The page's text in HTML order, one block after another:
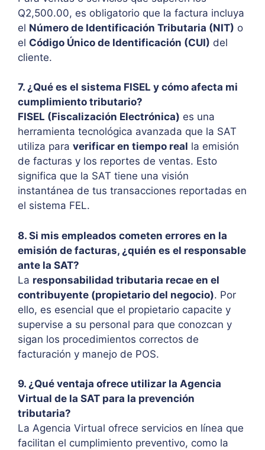
Q2,500.00, es obligatorio que la factura incluya
el Número de Identificación Tributaria (NIT) o
el Código Único de Identificación (CUI) del
cliente.
7. ¿Qué es el sistema FISEL y cómo afecta mi
cumplimiento tributario?
FISEL (Fiscalización Electrónica) es una
herramienta tecnológica avanzada que la SAT
utiliza para verificar en tiempo real la emisión
de facturas y los reportes de ventas. Esto
significa que la SAT tiene una visión
instantánea de tus transacciones reportadas en
el sistema FEL.
8. Si mis empleados cometen errores en la
emisión de facturas, ¿quién es el responsable
ante la SAT?
La responsabilidad tributaria recae en el
contribuyente (propietario del negocio). Por
ello, es esencial que el propietario capacite y
supervise a su personal para que conozcan y
sigan los procedimientos correctos de
facturación y manejo de POS.
9. ¿Qué ventaja ofrece utilizar la Agencia
Virtual de la SAT para la prevención
tributaria?
La Agencia Virtual ofrece servicios en línea que
facilitan el cumplimiento preventivo, como la